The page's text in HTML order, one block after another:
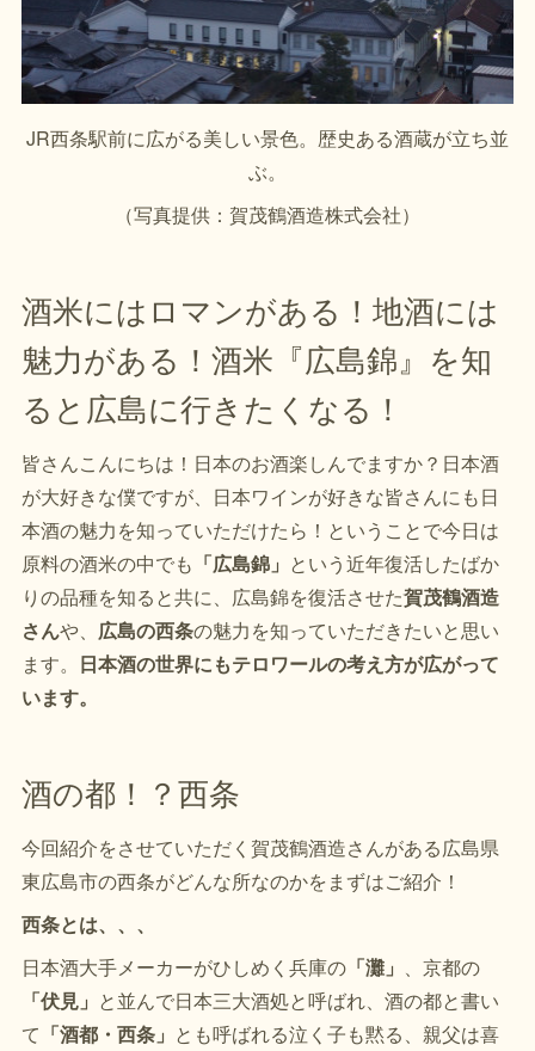
JR西条駅前に広がる美しい景色。歴史ある酒蔵が立ち並
ぶ。
（写真提供：賀茂鶴酒造株式会社）
酒米にはロマンがある！地酒には
魅力がある！酒米『広島錦』を知
ると広島に行きたくなる！
皆さんこんにちは！日本のお酒楽しんでますか？日本酒
が大好きな僕ですが、日本ワインが好きな皆さんにも日
本酒の魅力を知っていただけたら！ということで今日は
原料の酒米の中でも 「広島錦」 という近年復活したばか
りの品種を知ると共に、広島錦を復活させた賀茂鶴酒造
さんや、 広島の西条の魅力を知っていただきたいと思い
ます。 日本酒の世界にもテロワールの考え方が広がって
います。
酒の都！？西条
今回紹介をさせていただく賀茂鶴酒造さんがある広島県
東広島市の西条がどんな所なのかをまずはご紹介！
西条とは、、、
日本酒大手メーカーがひしめく兵庫の 「灘」 、京都の
「伏見」 と並んで日本三大酒処と呼ばれ、酒の都と書い
て 「酒都・西条」 とも呼ばれる泣く子も黙る、親父は喜